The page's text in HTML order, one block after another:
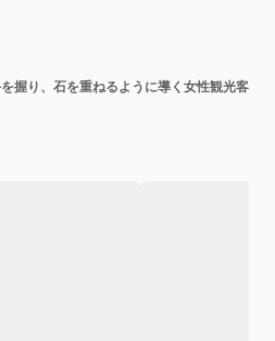
握り、石を重ねるように導く女性観光客